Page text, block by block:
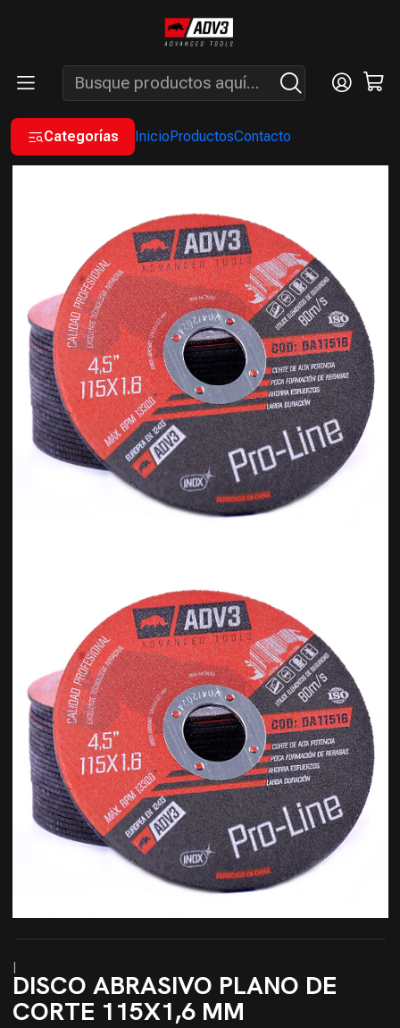
Categorías InicioProductosContacto
ENVÍOS GRATIS A PARTIR DE COMPRAS MAYORES A $200.000 -
ATENCIÓN: LUN. A VIÉ. DE 7 A 16 HS.
INSUMOS DISCOS
DISCOS ABRASIVOS DE CORTE
|
DISCO ABRASIVO PLANO DE
CORTE 115X1,6 MM